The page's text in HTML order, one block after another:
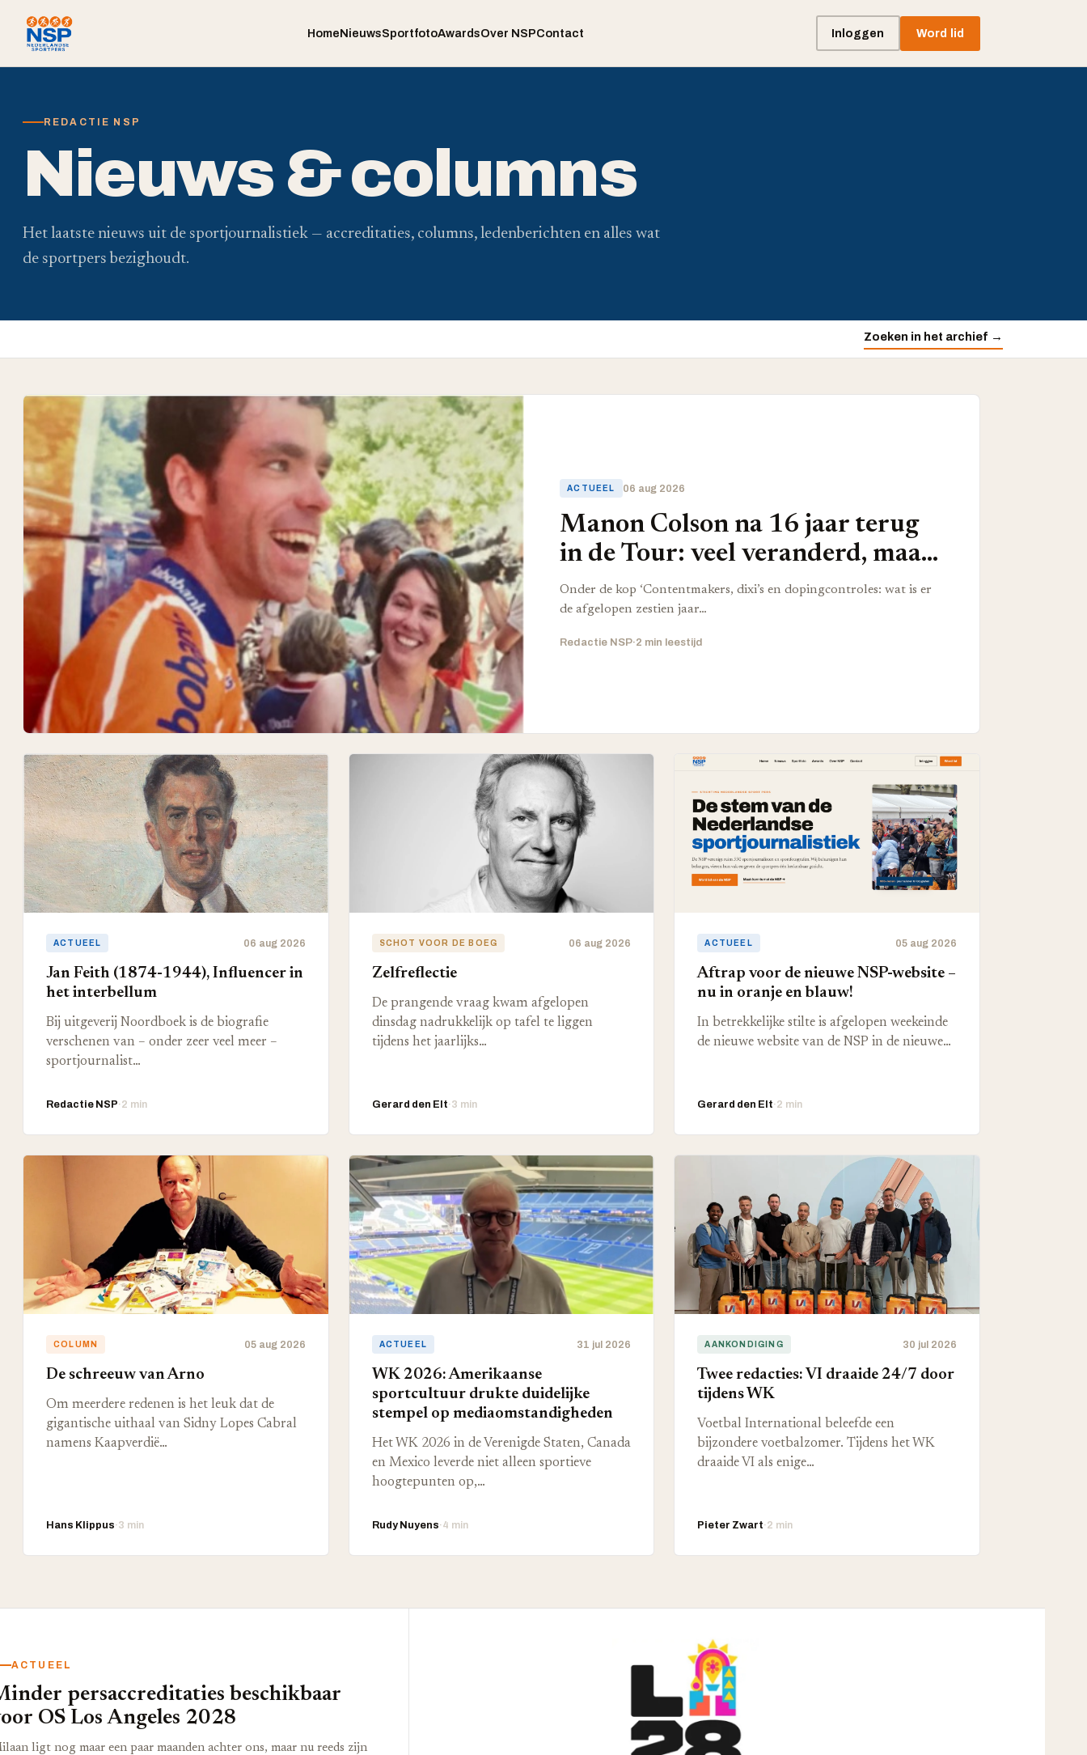
HomeNieuwsSportfotoAwardsOver NSPContact Inloggen Word lid
REDACTIE NSP
Nieuws & columns
Het laatste nieuws uit de sportjournalistiek — accreditaties, columns, ledenberichten en alles wat
de sportpers bezighoudt.
Zoeken in het archief →
ACTUEEL 06 aug 2026
Manon Colson na 16 jaar terug
in de Tour: veel veranderd, maar
ook verrassend veel hetzelfde
Onder de kop ‘Contentmakers, dixi’s en dopingcontroles: wat is er
de afgelopen zestien jaar…
Redactie NSP·2 min leestijd
ACTUEEL 06 aug 2026
Jan Feith (1874-1944), Influencer in
het interbellum
Bij uitgeverij Noordboek is de biografie
verschenen van – onder zeer veel meer –
sportjournalist…
Redactie NSP·2 min
SCHOT VOOR DE BOEG 06 aug 2026
Zelfreflectie
De prangende vraag kwam afgelopen
dinsdag nadrukkelijk op tafel te liggen
tijdens het jaarlijks…
Gerard den Elt·3 min
ACTUEEL 05 aug 2026
Aftrap voor de nieuwe NSP-website –
nu in oranje en blauw!
In betrekkelijke stilte is afgelopen weekeinde
de nieuwe website van de NSP in de nieuwe…
Gerard den Elt·2 min
COLUMN 05 aug 2026
De schreeuw van Arno
Om meerdere redenen is het leuk dat de
gigantische uithaal van Sidny Lopes Cabral
namens Kaapverdië…
Hans Klippus·3 min
ACTUEEL 31 jul 2026
WK 2026: Amerikaanse
sportcultuur drukte duidelijke
stempel op mediaomstandigheden
Het WK 2026 in de Verenigde Staten, Canada
en Mexico leverde niet alleen sportieve
hoogtepunten op,…
Rudy Nuyens·4 min
AANKONDIGING 30 jul 2026
Twee redacties: VI draaide 24/7 door
tijdens WK
Voetbal International beleefde een
bijzondere voetbalzomer. Tijdens het WK
draaide VI als enige…
Pieter Zwart·2 min
ACTUEEL
persaccreditaties beschikbaar
OS Los Angeles 2028
ligt nog maar een paar maanden achter ons, maar nu reeds zijn